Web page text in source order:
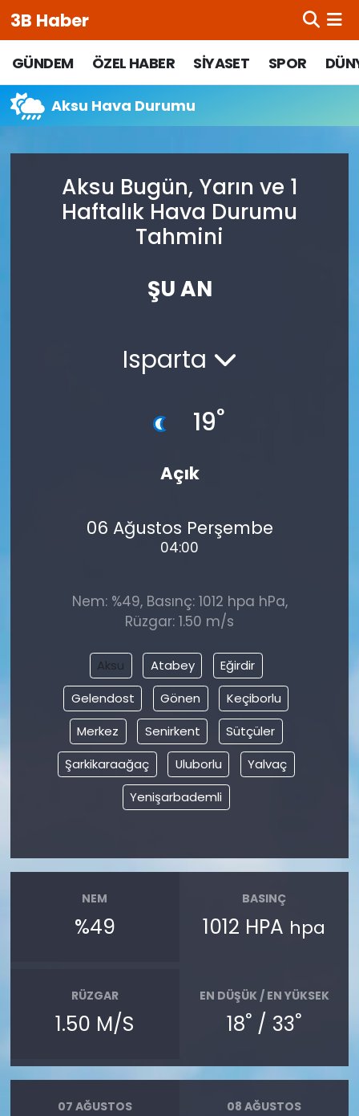
3B Haber
GÜNDEM ÖZEL HABER SİYASET SPOR
Aksu Hava Durumu
Aksu Bugün, Yarın ve 1
Haftalık Hava Durumu
Tahmini
ŞU AN
Isparta
19°
Açık
06 Ağustos Perşembe
04:00
Nem: %49, Basınç: 1012 hpa hPa,
Rüzgar: 1.50 m/s
Aksu Atabey
Eğirdir
Gelendost
Gönen
Keçiborlu
Merkez
Senirkent
Sütçüler
Şarkikaraağaç
Uluborlu
Yalvaç
Yenişarbademli
NEM
%49
BASINÇ
1012 HPA hpa
RÜZGAR
1.50 M/S
EN DÜŞÜK / EN YÜKSEK
18° / 33°
07 AĞUSTOS 08 AĞUSTOS
Beypazarı Hava Durumu
Beypazarı Trafik Yoğunluk Haritası
Tüm Manşetler
Son Dakika Haberleri